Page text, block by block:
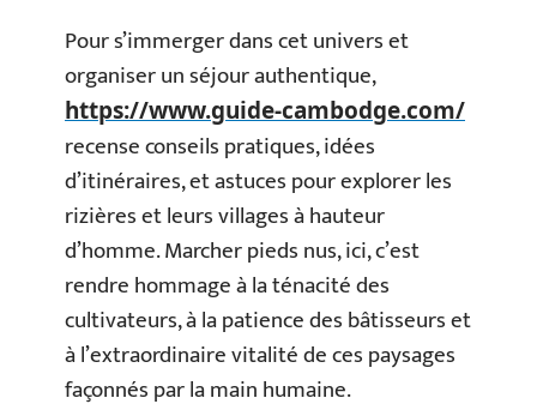
Pour s’immerger dans cet univers et
organiser un séjour authentique,
https://www.guide-cambodge.com/
recense conseils pratiques, idées
d’itinéraires, et astuces pour explorer les
rizières et leurs villages à hauteur
d’homme. Marcher pieds nus, ici, c’est
rendre hommage à la ténacité des
cultivateurs, à la patience des bâtisseurs et
à l’extraordinaire vitalité de ces paysages
façonnés par la main humaine.